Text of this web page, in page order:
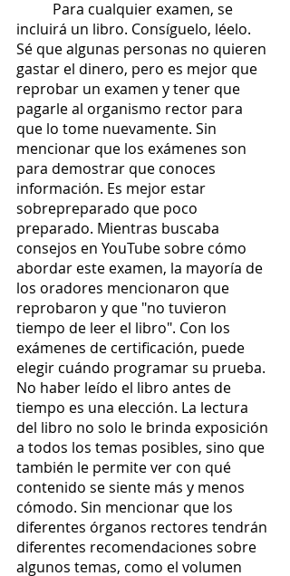
incluirá un libro. Consíguelo, léelo.
Sé que algunas personas no quieren
gastar el dinero, pero es mejor que
reprobar un examen y tener que
pagarle al organismo rector para
que lo tome nuevamente. Sin
mencionar que los exámenes son
para demostrar que conoces
información. Es mejor estar
sobrepreparado que poco
preparado. Mientras buscaba
consejos en YouTube sobre cómo
abordar este examen, la mayoría de
los oradores mencionaron que
reprobaron y que "no tuvieron
tiempo de leer el libro". Con los
exámenes de certificación, puede
elegir cuándo programar su prueba.
No haber leído el libro antes de
tiempo es una elección. La lectura
del libro no solo le brinda exposición
a todos los temas posibles, sino que
también le permite ver con qué
contenido se siente más y menos
cómodo. Sin mencionar que los
diferentes órganos rectores tendrán
diferentes recomendaciones sobre
algunos temas, como el volumen